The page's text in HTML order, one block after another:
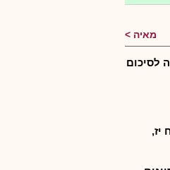
מאיה
לסיכום